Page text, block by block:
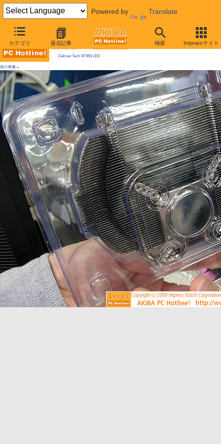
Powered by Translate
カテゴリ 過去記事 検索 Impressサイト
AKIBA PC Hotline! 2009年5月30日号
Zalman Tech VF950 LED
前の画像←